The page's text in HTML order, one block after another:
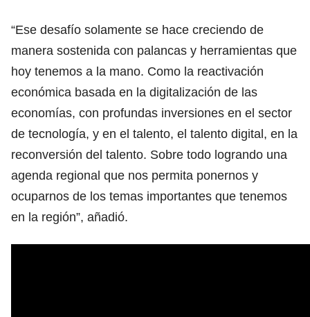
“Ese desafío solamente se hace creciendo de
manera sostenida con palancas y herramientas que
hoy tenemos a la mano. Como la reactivación
económica basada en la digitalización de las
economías, con profundas inversiones en el sector
de tecnología, y en el talento, el talento digital, en la
reconversión del talento. Sobre todo logrando una
agenda regional que nos permita ponernos y
ocuparnos de los temas importantes que tenemos
en la región”, añadió.